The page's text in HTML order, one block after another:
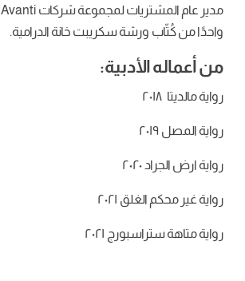
مدير عام المشتريات لمجموعة شركات Avanti
واحدًا من كُتّاب ورشة سكريبت خانة الدرامية.
من أعماله الأدبية:
رواية مالديتا ٢٠١٨
رواية المصل ٢٠١٩
رواية ارض الجراد ٢٠٢٠
رواية غير محكم الغلق ٢٠٢١
رواية متاهة ستراسبورج ٢٠٢١